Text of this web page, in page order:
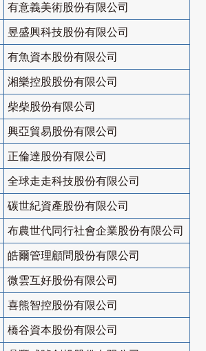
有意義美術股份有限公司
昱盛興科技股份有限公司
有魚資本股份有限公司
湘樂控股股份有限公司
柴柴股份有限公司
興亞貿易股份有限公司
正倫達股份有限公司
全球走走科技股份有限公司
碳世紀資產股份有限公司
布農世代同行社會企業股份有限公司
皓爾管理顧問股份有限公司
微雲互好股份有限公司
喜熊智控股份有限公司
橋谷資本股份有限公司